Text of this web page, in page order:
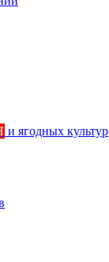
и ягодных культур